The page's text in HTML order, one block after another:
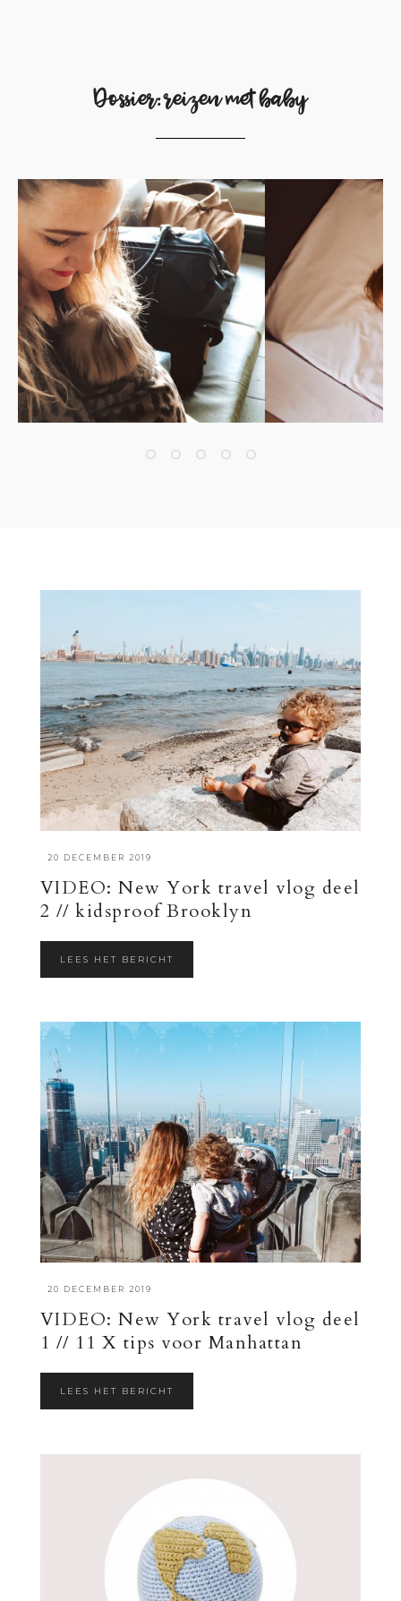
Dossier: reizen met baby
20 DECEMBER 2019
VIDEO: New York travel vlog deel
2 // kidsproof Brooklyn
LEES HET BERICHT
20 DECEMBER 2019
VIDEO: New York travel vlog deel
1 // 11 X tips voor Manhattan
LEES HET BERICHT